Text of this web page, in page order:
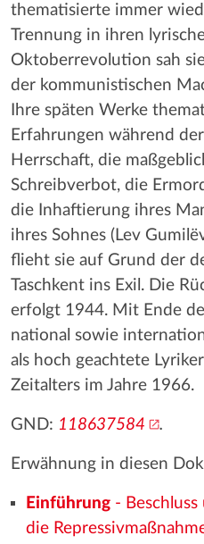
thematisierte immer
Trennung in ihren
Oktoberrevolution sah
der kommunistischen
Ihre späten Werke
Erfahrungen während
Herrschaft, die
Schreibverbot, die
die Inhaftierung ihres
ihres Sohnes (Lev
flieht sie auf Grund der
Taschkent ins Exil. Die
erfolgt 1944. Mit Ende
national sowie
als hoch geachtete
Zeitalters im Jahre 1966.
GND: 118637584 .
Erwähnung in diesen
Einführung- Beschluss
die